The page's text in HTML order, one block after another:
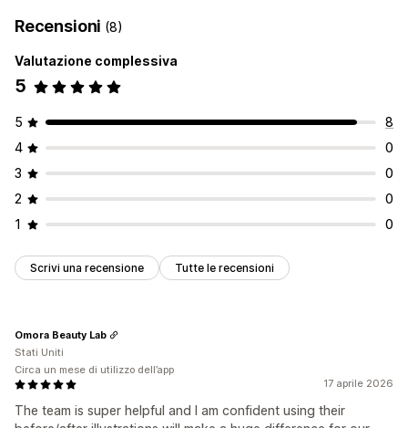
Recensioni (8)
Valutazione complessiva
5
5
8
4
0
3
0
2
0
1
0
Scrivi una recensione Tutte le recensioni
17 aprile 2026
The team is super helpful and I am confident using their
Omora Beauty Lab
Stati Uniti
Circa un mese di utilizzo dell’app